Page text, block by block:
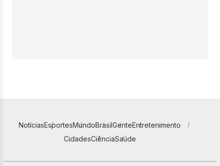
NotíciasEsportesMundoBrasilGenteEntretenimento
CidadesCiênciaSaúde